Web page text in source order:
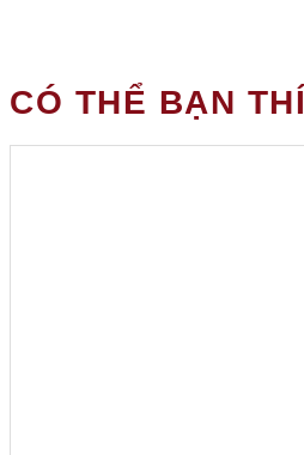
CÓ THỂ BẠN